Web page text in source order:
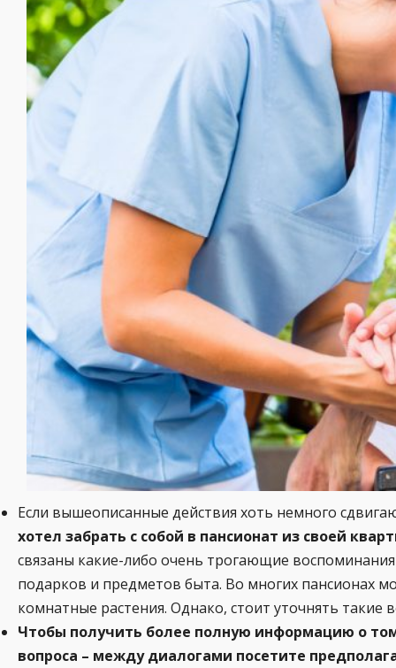
Если вышеописанные действия хоть немного
хотел забрать с собой в пансионат из своей
связаны какие-либо очень трогающие
подарков и предметов быта. Во многих пансионах
комнатные растения. Однако, стоит уточнять
Чтобы получить более полную информацию о
вопроса – между диалогами посетите